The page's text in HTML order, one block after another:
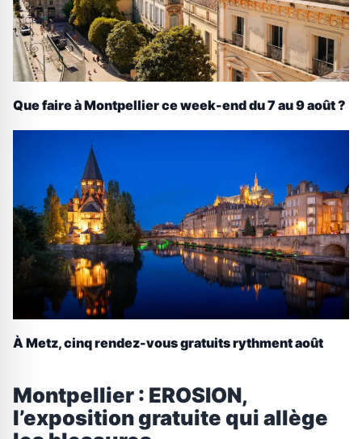
Que faire à Montpellier ce week-end du 7 au 9 août ?
À Metz, cinq rendez-vous gratuits rythment août
Montpellier : EROSION,
l’exposition gratuite qui allège